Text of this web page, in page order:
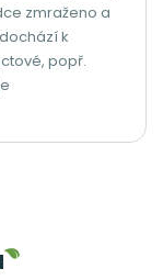
zmraženo a
k
popř.